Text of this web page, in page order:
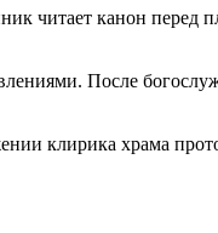
читает канон
После
клирика храма